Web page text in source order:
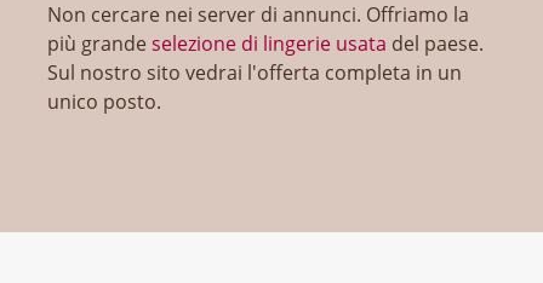
Non cercare nei server di annunci. Offriamo la
più grandeselezione di lingerie usata del paese.
Sul nostro sito vedrai l'offerta completa in un
unico posto.